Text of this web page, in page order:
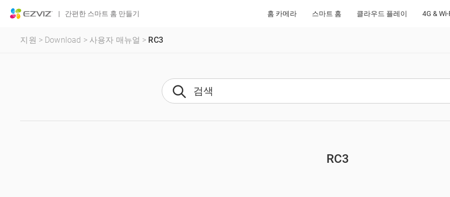
| 간편한 스마트 홈 만들기 홈 카메라 스마트 홈 클라우드 플레이 4G &
지원 > Download > 사용자 매뉴얼 > RC3
RC3